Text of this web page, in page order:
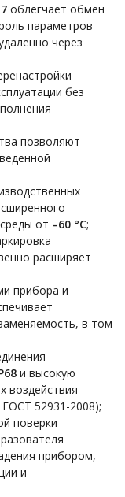
облегчает обмен
параметров
через
без
позволяют
от –60 °С;
расширяет
прибора и
в том
и высокую
воздействия
52931-2008);
поверки
прибором,
и